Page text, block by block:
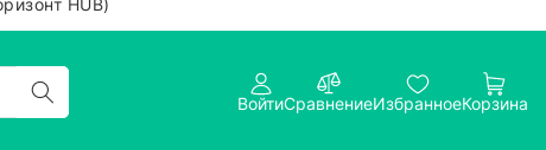
HUB)
ВойтиСравнениеИзбранноеКорзина